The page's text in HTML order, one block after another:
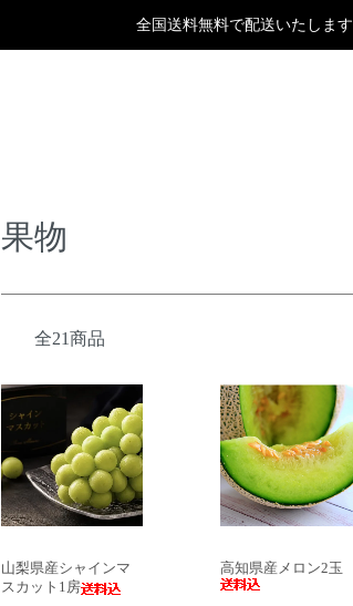
全国送料無料で配送いたします
果物
全21商品
山梨県産シャインマ
スカット1房
高知県産メロン2玉